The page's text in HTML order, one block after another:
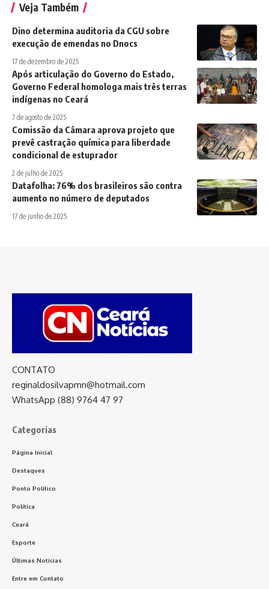
Veja Também
Dino determina auditoria da CGU sobre
execução de emendas no Dnocs
17 de dezembro de 2025
Após articulação do Governo do Estado,
Governo Federal homologa mais três terras
indígenas no Ceará
7 de agosto de 2025
Comissão da Câmara aprova projeto que
prevê castração química para liberdade
condicional de estuprador
2 de julho de 2025
Datafolha: 76% dos brasileiros são contra
aumento no número de deputados
17 de junho de 2025
CONTATO
reginaldosilvapmn@hotmail.com
WhatsApp (88) 9764 47 97
Categorias
Página Inicial
Destaques
Ponto Político
Política
Ceará
Esporte
Últimas Notícias
Entre em Contato